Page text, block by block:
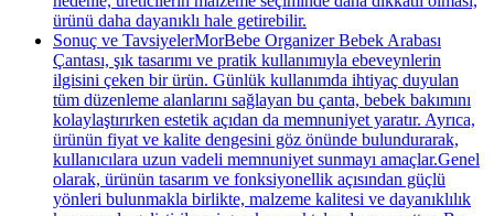
ürünü daha dayanıklı hale getirebilir.
Sonuç ve TavsiyelerMorBebe Organizer Bebek Arabası
Çantası, şık tasarımı ve pratik kullanımıyla ebeveynlerin
ilgisini çeken bir ürün. Günlük kullanımda ihtiyaç duyulan
tüm düzenleme alanlarını sağlayan bu çanta, bebek bakımını
kolaylaştırırken estetik açıdan da memnuniyet yaratır. Ayrıca,
ürünün fiyat ve kalite dengesini göz önünde bulundurarak,
kullanıcılara uzun vadeli memnuniyet sunmayı amaçlar.Genel
olarak, ürünün tasarım ve fonksiyonellik açısından güçlü
yönleri bulunmakla birlikte, malzeme kalitesi ve dayanıklılık